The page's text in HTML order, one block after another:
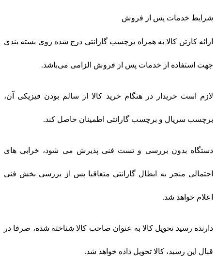
شرایط خدمات پس از فروش
ارائه کارتن کالا به همراه برچسب گارانتی درج شده روی بسته بندی
جهت استفاده از خدمات پس از فروش الزامی می‌باشد.
لازم است خریدار در هنگام خرید کالا از سالم بودن فیزیکی آن،
برچسب سریال و برچسب گارانتی اطمینان حاصل کند.
دستگاه بدون بررسی و تست فنی پذیرش می شود، خرابی های
احتمالی منجر به ابطال گارانتی متعاقبا پس از بررسی بخش فنی
اعلام خواهد شد.
دارنده رسید تحویل کالا به عنوان صاحب کالا شناخته شده، صرفا در
قبال این رسید، کالا تحویل داده خواهد شد.